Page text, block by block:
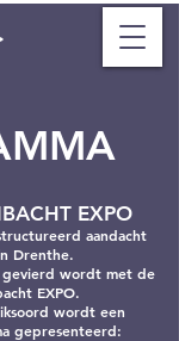
EXPO
aandacht
Drenthe.
gevierd wordt met de
EXPO.
wordt een
gepresenteerd: